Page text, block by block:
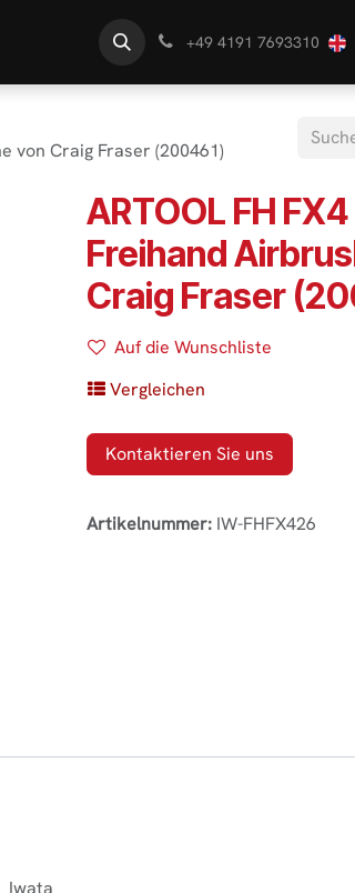
+49 4191 7693310
von Craig Fraser (200461)
ARTOOL FH
Freihand
Craig Fraser
Auf die Wunschliste
Vergleichen
Kontaktieren Sie uns
Artikelnummer: IW-FHFX426
Iwata